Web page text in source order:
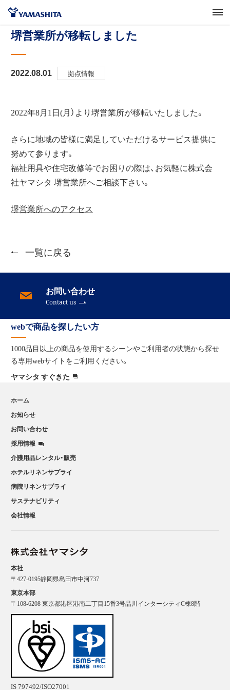
堺営業所が移転しました
2022.08.01 拠点情報
2022年8月1日(月）より堺営業所が移転いたしました。
さらに地域の皆様に満足していただけるサービス提供に
努めて参ります。
福祉用具や住宅改修等でお困りの際は、お気軽に株式会
社ヤマシタ 堺営業所へご相談下さい。
堺営業所へのアクセス
一覧に戻る
お問い合わせ
Contact us
webで商品を探したい方
1000品目以上の商品を使用するシーンやご利用者の状態から探せ
る専用webサイトをご利用ください。
ヤマシタ すぐきた
本社
〒427-0195静岡県島田市中河737
東京本部
〒108-6208 東京都港区港南二丁目15番3号品川インターシティC棟8階
IS 797492/ISO27001
ホーム
お知らせ
お問い合わせ
採用情報
介護用品レンタル・販売
ホテルリネンサプライ
病院リネンサプライ
サステナビリティ
会社情報